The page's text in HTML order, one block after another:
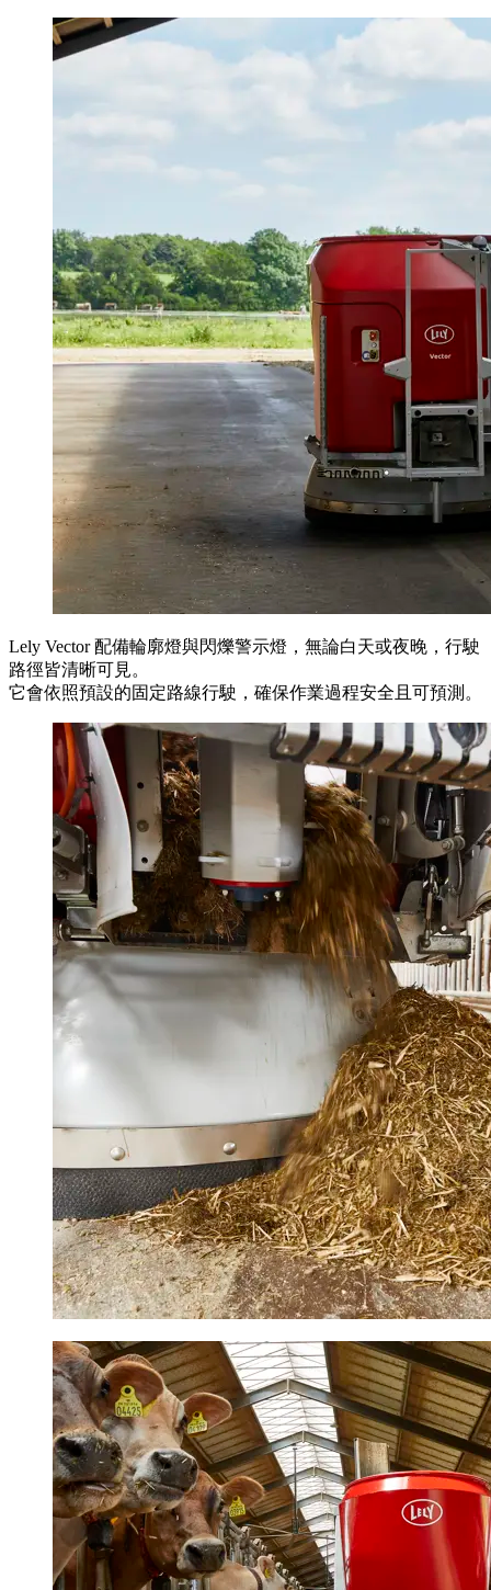
Lely Vector 配備輪廓燈與閃爍警示燈，無論白天或夜晚，行駛
路徑皆清晰可見。
它會依照預設的固定路線行駛，確保作業過程安全且可預測。